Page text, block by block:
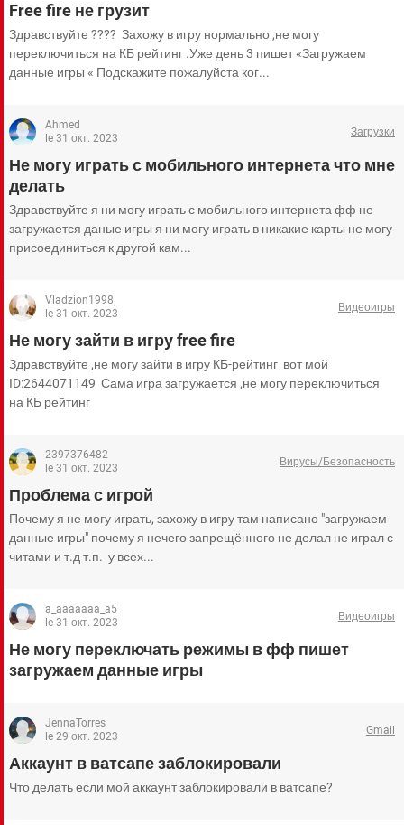
Free fire не грузит
Здравствуйте ???? Захожу в игру нормально ,не могу
переключиться на КБ рейтинг .Уже день 3 пишет «Загружаем
данные игры « Подскажите пожалуйста ког...
Ahmed
le 31 окт. 2023
Загрузки
Не могу играть с мобильного интернета что мне
делать
Здравствуйте я ни могу играть с мобильного интернета фф не
загружается даные игры я ни могу играть в никакие карты не могу
присоединиться к другой кам...
Vladzion1998
le 31 окт. 2023
Видеоигры
Не могу зайти в игру free fire
Здравствуйте ,не могу зайти в игру КБ-рейтинг вот мой
ID:2644071149 Сама игра загружается ,не могу переключиться
на КБ рейтинг
2397376482
le 31 окт. 2023
Вирусы/Безопасность
Проблема с игрой
Почему я не могу играть, захожу в игру там написано "загружаем
данные игры" почему я нечего запрещённого не делал не играл с
читами и т.д т.п. у всех...
a_aaaaaaa_a5
le 31 окт. 2023
Видеоигры
Не могу переключать режимы в фф пишет
загружаем данные игры
JennaTorres
le 29 окт. 2023
Gmail
Аккаунт в ватсапе заблокировали
Что делать если мой аккаунт заблокировали в ватсапе?